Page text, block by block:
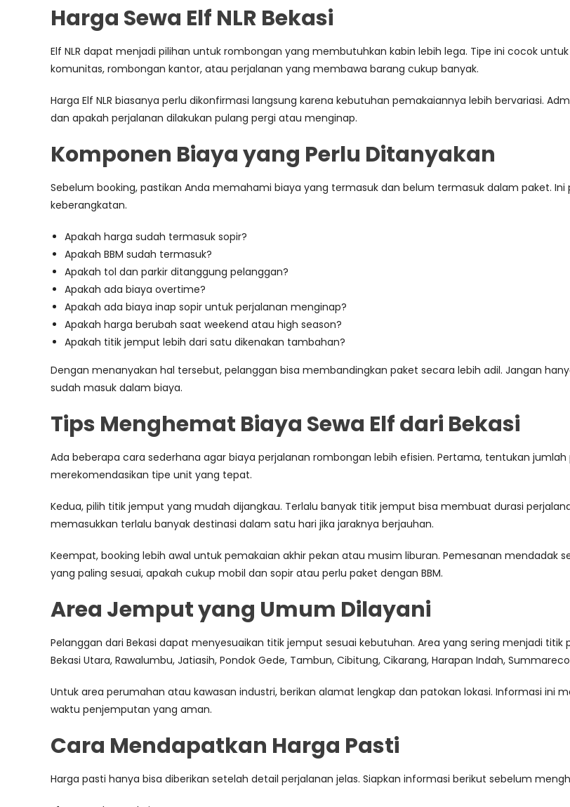
Harga Sewa Elf NLR Bekasi
Elf NLR dapat menjadi pilihan untuk rombongan yang membutuhkan kabin lebih lega. Tipe ini cocok
komunitas, rombongan kantor, atau perjalanan yang membawa barang cukup banyak.
Harga Elf NLR biasanya perlu dikonfirmasi langsung karena kebutuhan pemakaiannya lebih bervariasi.
dan apakah perjalanan dilakukan pulang pergi atau menginap.
Komponen Biaya yang Perlu Ditanyakan
Sebelum booking, pastikan Anda memahami biaya yang termasuk dan belum termasuk dalam paket.
keberangkatan.
Apakah harga sudah termasuk sopir?
Apakah BBM sudah termasuk?
Apakah tol dan parkir ditanggung pelanggan?
Apakah ada biaya overtime?
Apakah ada biaya inap sopir untuk perjalanan menginap?
Apakah harga berubah saat weekend atau high season?
Apakah titik jemput lebih dari satu dikenakan tambahan?
Dengan menanyakan hal tersebut, pelanggan bisa membandingkan paket secara lebih adil. Jangan
sudah masuk dalam biaya.
Tips Menghemat Biaya Sewa Elf dari Bekasi
Ada beberapa cara sederhana agar biaya perjalanan rombongan lebih efisien. Pertama, tentukan
merekomendasikan tipe unit yang tepat.
Kedua, pilih titik jemput yang mudah dijangkau. Terlalu banyak titik jemput bisa membuat durasi
memasukkan terlalu banyak destinasi dalam satu hari jika jaraknya berjauhan.
Keempat, booking lebih awal untuk pemakaian akhir pekan atau musim liburan. Pemesanan mendadak
yang paling sesuai, apakah cukup mobil dan sopir atau perlu paket dengan BBM.
Area Jemput yang Umum Dilayani
Pelanggan dari Bekasi dapat menyesuaikan titik jemput sesuai kebutuhan. Area yang sering menjadi titik
Bekasi Utara, Rawalumbu, Jatiasih, Pondok Gede, Tambun, Cibitung, Cikarang, Harapan Indah,
Untuk area perumahan atau kawasan industri, berikan alamat lengkap dan patokan lokasi. Informasi ini
waktu penjemputan yang aman.
Cara Mendapatkan Harga Pasti
Harga pasti hanya bisa diberikan setelah detail perjalanan jelas. Siapkan informasi berikut sebelum